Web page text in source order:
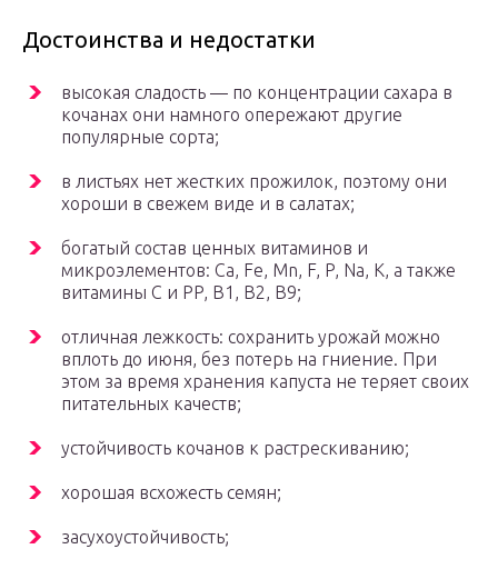
Достоинства и недостатки
высокая сладость — по концентрации сахара в
кочанах они намного опережают другие
популярные сорта;
в листьях нет жестких прожилок, поэтому они
хороши в свежем виде и в салатах;
богатый состав ценных витаминов и
микроэлементов: Ca, Fe, Mn, F, P, Na, K, а также
витамины С и PP, В1, В2, В9;
отличная лежкость: сохранить урожай можно
вплоть до июня, без потерь на гниение. При
этом за время хранения капуста не теряет своих
питательных качеств;
устойчивость кочанов к растрескиванию;
хорошая всхожесть семян;
засухоустойчивость;